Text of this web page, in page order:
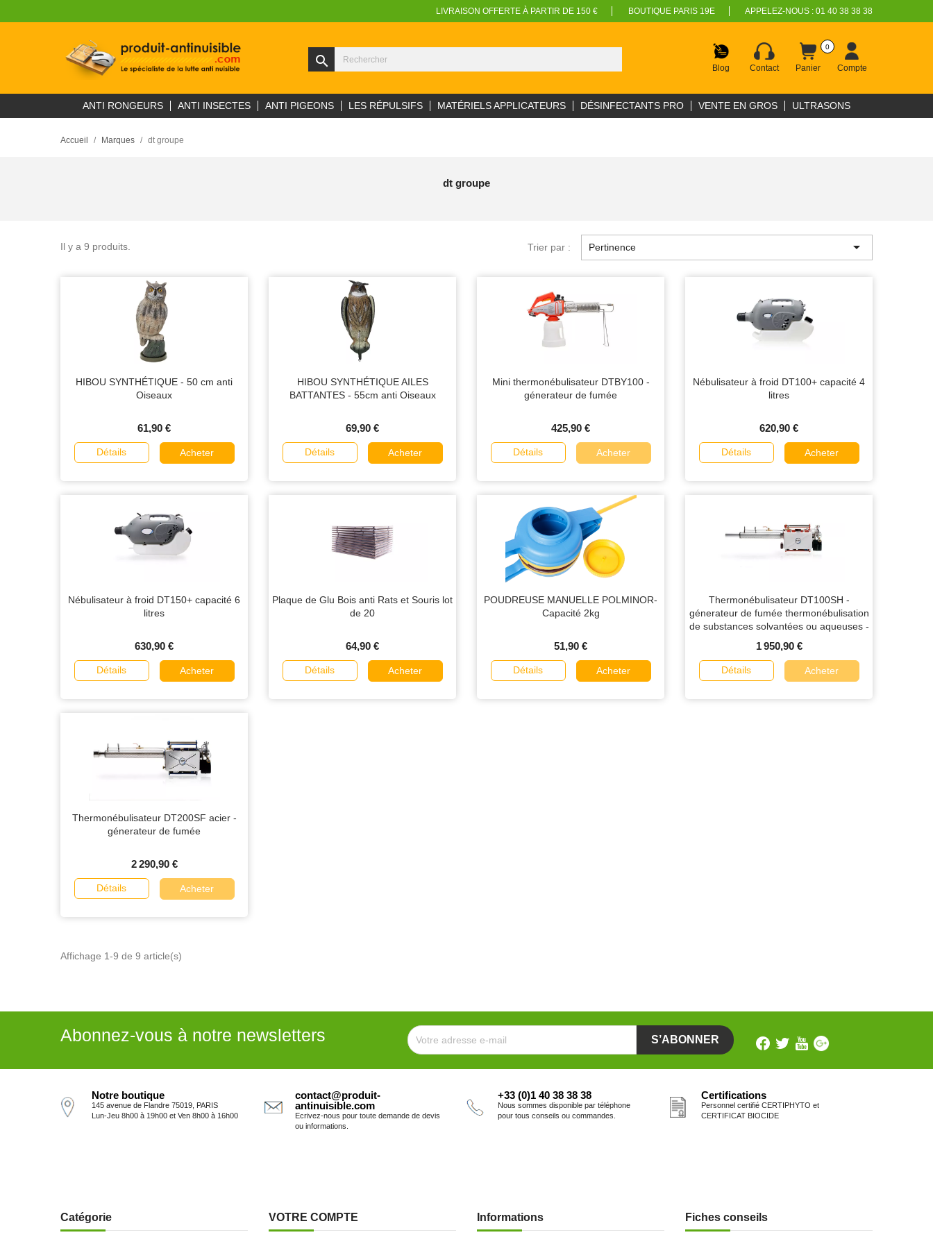
LIVRAISON OFFERTE À PARTIR DE 150 € BOUTIQUE PARIS 19E APPELEZ-NOUS : 01 40 38 38 38
search Blog Contact Panier
0
Compte
ANTI RONGEURS ANTI INSECTES ANTI PIGEONS LES RÉPULSIFS MATÉRIELS APPLICATEURS DÉSINFECTANTS PRO VENTE EN GROS ULTRASONS
Accueil Marques dt groupe
dt groupe
Il y a 9 produits. Trier par : Pertinence 
HIBOU SYNTHÉTIQUE - 50 cm anti
Oiseaux
61,90 €
Détails Acheter
HIBOU SYNTHÉTIQUE AILES
BATTANTES - 55cm anti Oiseaux
69,90 €
Détails Acheter
Mini thermonébulisateur DTBY100 -
génerateur de fumée
425,90 €
Détails Acheter
Nébulisateur à froid DT100+ capacité 4
litres
620,90 €
Détails Acheter
Nébulisateur à froid DT150+ capacité 6
litres
630,90 €
Détails Acheter
Plaque de Glu Bois anti Rats et Souris lot
de 20
64,90 €
Détails Acheter
POUDREUSE MANUELLE POLMINOR-
Capacité 2kg
51,90 €
Détails Acheter
Thermonébulisateur DT100SH -
génerateur de fumée thermonébulisation
de substances solvantées ou aqueuses -
1 950,90 €
Détails Acheter
Thermonébulisateur DT200SF acier -
génerateur de fumée
2 290,90 €
Détails Acheter
Affichage 1-9 de 9 article(s)
Abonnez-vous à notre newsletters
Notre boutique
145 avenue de Flandre 75019, PARIS
Lun-Jeu 8h00 à 19h00 et Ven 8h00 à 16h00
contact@produit-
antinuisible.com
Ecrivez-nous pour toute demande de devis
ou informations.
+33 (0)1 40 38 38 38
Nous sommes disponible par téléphone
pour tous conseils ou commandes.
Certifications
Personnel certifié CERTIPHYTO et
CERTIFICAT BIOCIDE
Catégorie VOTRE COMPTE Informations Fiches conseils